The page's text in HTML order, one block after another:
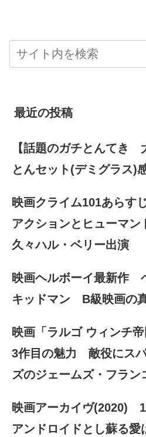
最近の投稿
【話題のガチとんてき
とんセット(デミグラス)
映画クライム101あら
アクションとヒューマン
久々ハル・ベリー出演
映画ヘルボーイ最新作
キッドマン B級映画の
映画「ラルゴ ウィンチ
3作目の魅力 敵役にス
ズのジェームズ・フラン
映画アーカイヴ(2020)
アンドロイドとし蘇る愛